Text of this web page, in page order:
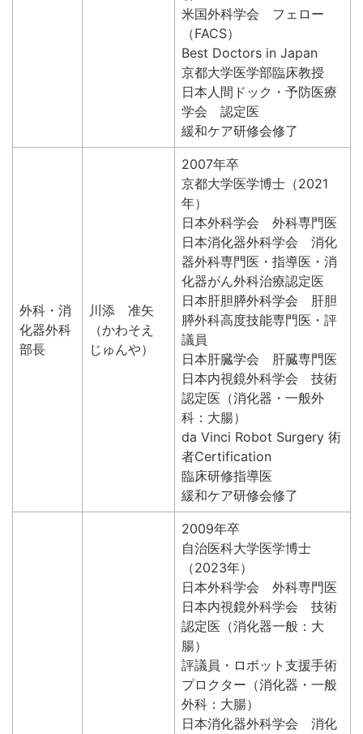
米国外科学会 フェロー
（FACS）
Best Doctors in Japan
京都大学医学部臨床教授
日本人間ドック・予防医療
学会 認定医
緩和ケア研修会修了
外科・消
化器外科
部長
川添 准矢
（かわそえ
じゅんや）
2007年卒
京都大学医学博士（2021
年）
日本外科学会 外科専門医
日本消化器外科学会 消化
器外科専門医・指導医・消
化器がん外科治療認定医
日本肝胆膵外科学会 肝胆
膵外科高度技能専門医・評
議員
日本肝臓学会 肝臓専門医
日本内視鏡外科学会 技術
認定医（消化器・一般外
科：大腸）
da Vinci Robot Surgery 術
者Certification
臨床研修指導医
緩和ケア研修会修了
2009年卒
自治医科大学医学博士
（2023年）
日本外科学会 外科専門医
日本内視鏡外科学会 技術
認定医（消化器一般：大
腸）
評議員・ロボット支援手術
プロクター（消化器・一般
外科：大腸）
日本消化器外科学会 消化